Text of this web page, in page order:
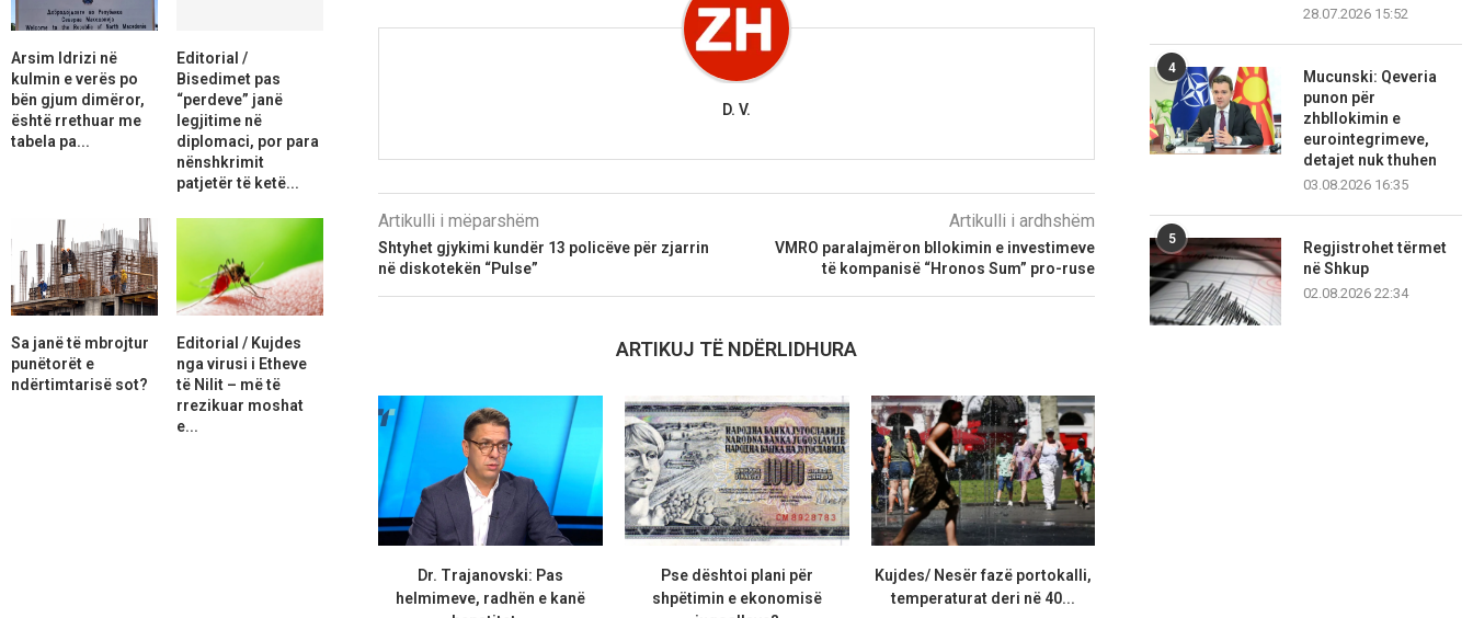
D. V.
Artikulli i mëparshëm
Shtyhet gjykimi kundër 13 policëve për zjarrin
në diskotekën “Pulse”
Artikulli i ardhshëm
VMRO paralajmëron bllokimin e investimeve
të kompanisë “Hronos Sum” pro-ruse
ARTIKUJ TË NDËRLIDHURA
Dr. Trajanovski: Pas
helmimeve, radhën e kanë
Pse dështoi plani për
shpëtimin e ekonomisë
Kujdes/ Nesër fazë portokalli,
temperaturat deri në 40...
28.07.2026 15:52
4
Mucunski: Qeveria
punon për
zhbllokimin e
eurointegrimeve,
detajet nuk thuhen
03.08.2026 16:35
5
Regjistrohet tërmet
në Shkup
02.08.2026 22:34
Arsim Idrizi në
kulmin e verës po
bën gjum dimëror,
është rrethuar me
tabela pa...
Editorial /
Bisedimet pas
“perdeve” janë
legjitime në
diplomaci, por para
nënshkrimit
patjetër të ketë...
Sa janë të mbrojtur
punëtorët e
ndërtimtarisë sot?
Editorial / Kujdes
nga virusi i Etheve
të Nilit – më të
rrezikuar moshat
e...